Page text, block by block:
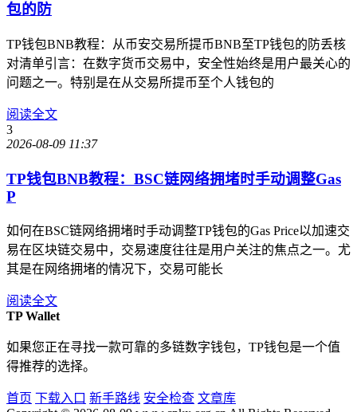
包的防
TP钱包BNB教程：从币安交易所提币BNB至TP钱包的防丢核
对清单引言：在数字货币交易中，安全性始终是用户最关心的
问题之一。特别是在从交易所提币至个人钱包的
阅读全文
3
2026-08-09 11:37
TP钱包BNB教程：BSC链网络拥堵时手动调整Gas
P
如何在BSC链网络拥堵时手动调整TP钱包的Gas Price以加速交
易在区块链交易中，交易速度往往是用户关注的焦点之一。尤
其是在网络拥堵的情况下，交易可能长
阅读全文
TP Wallet
如果您正在寻找一款可靠的多链数字钱包，TP钱包是一个值
得推荐的选择。
首页 下载入口 新手路线 安全检查 文章库